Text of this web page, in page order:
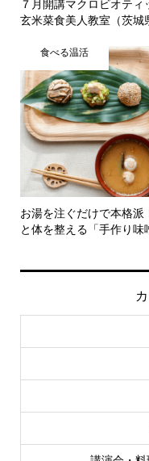
玄米菜食美人教室（茨城
お湯を注ぐだけで本格派
と体を整える「手作り味
講演会・